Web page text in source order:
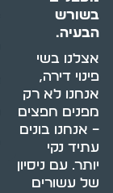
בשורש
הבעיה.
אצלנו בשי
פינוי דירה,
אנחנו לא רק
מפנים חפצים
– אנחנו בונים
עתיד נקי
יותר. עם ניסיון
של עשורים